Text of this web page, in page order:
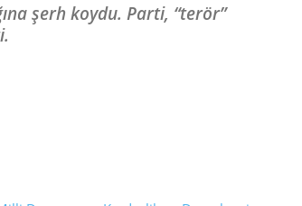
şerh koydu. Parti, “terör”